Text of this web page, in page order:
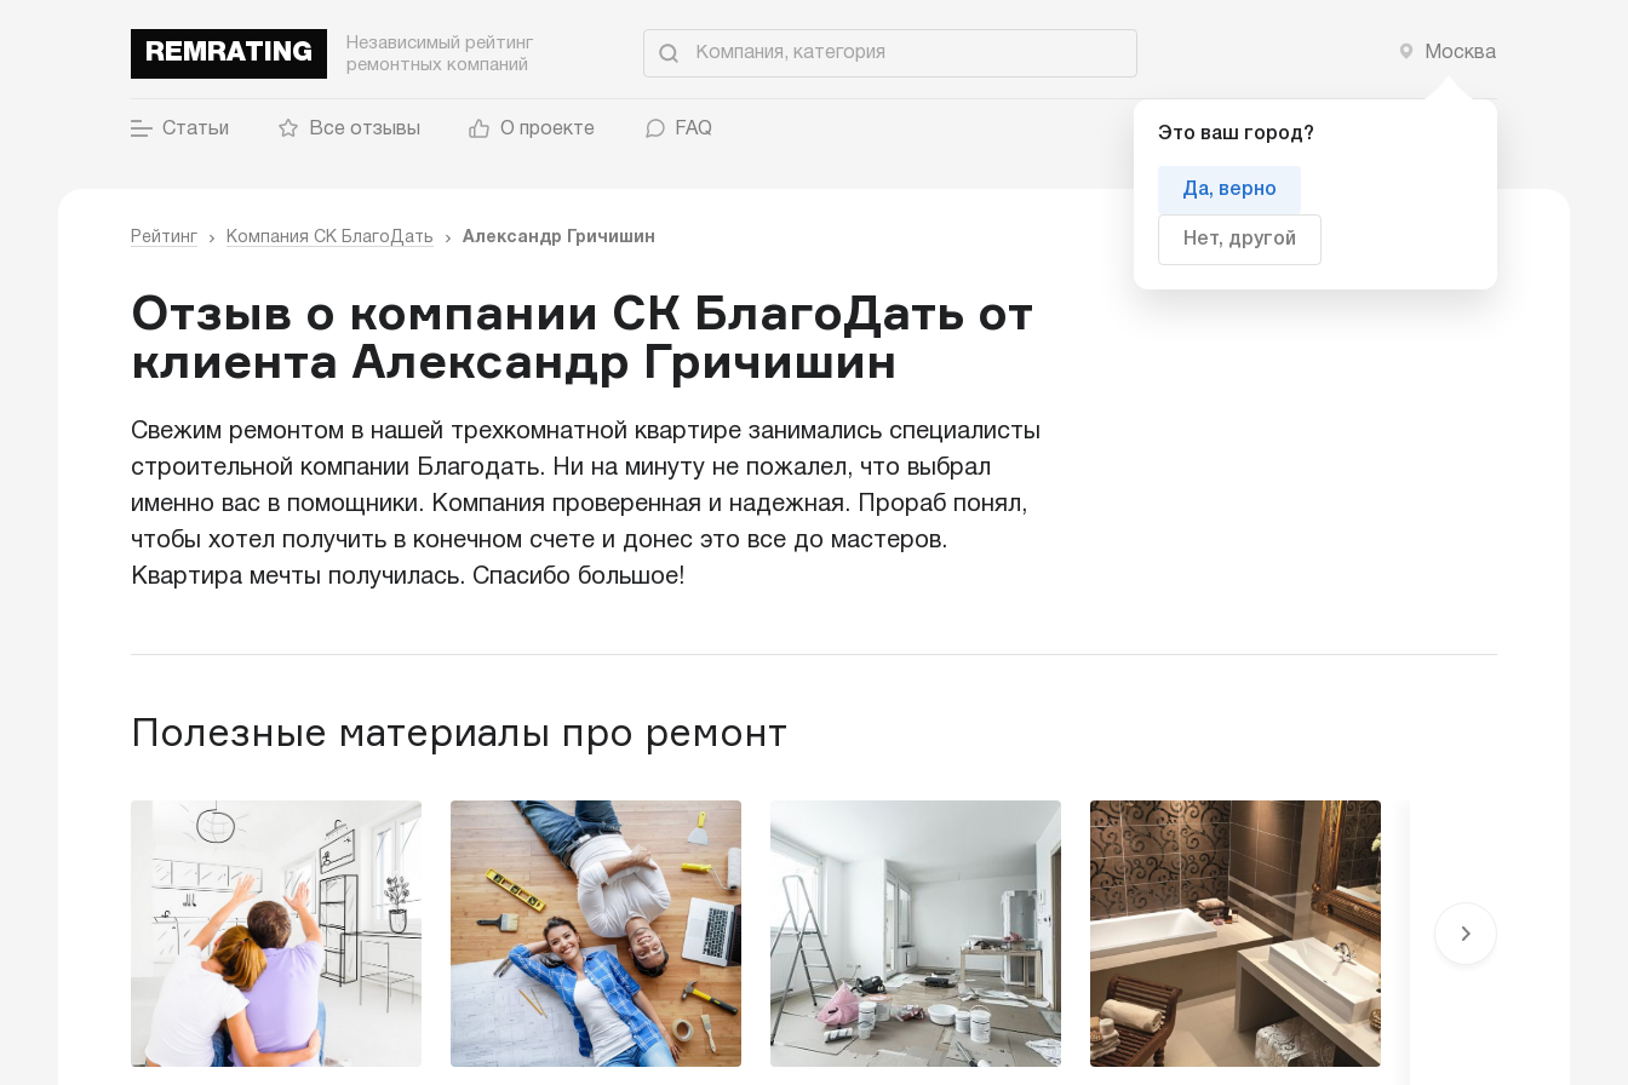
REMRATING
Независимый рейтинг
ремонтных компаний
Москва
Это ваш город?
Да, верно
Нет, другой
Статьи Все отзывы О проекте FAQ Добавить компанию
Рейтинг Компания СК БлагоДать Александр Гричишин
Отзыв о компании СК БлагоДать от
клиента Александр Гричишин
Свежим ремонтом в нашей трехкомнатной квартире занимались специалисты
строительной компании Благодать. Ни на минуту не пожалел, что выбрал
именно вас в помощники. Компания проверенная и надежная. Прораб понял,
чтобы хотел получить в конечном счете и донес это все до мастеров.
Квартира мечты получилась. Спасибо большое!
Полезные материалы про ремонт